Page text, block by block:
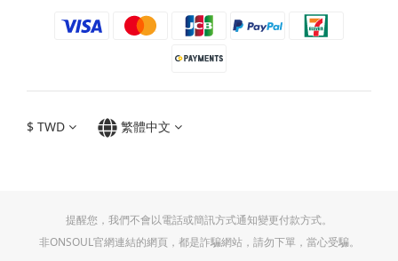
$ TWD 繁體中文
提醒您，我們不會以電話或簡訊方式通知變更付款方式。
非ONSOUL官網連結的網頁，都是詐騙網站，請勿下單，當心受騙。